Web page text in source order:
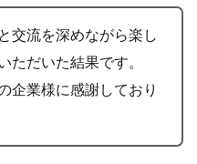
交流を深めながら楽し
ただいた結果です。
企業様に感謝しており